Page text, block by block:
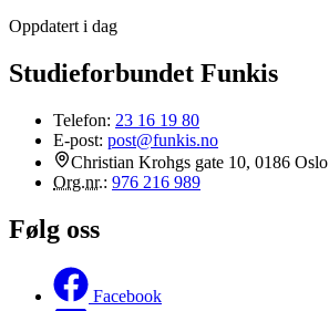
Oppdatert i dag
Studieforbundet Funkis
Telefon: 23 16 19 80
E-post: post@funkis.no
Christian Krohgs gate 10, 0186 Oslo
Org.nr.: 976 216 989
Følg oss
Facebook